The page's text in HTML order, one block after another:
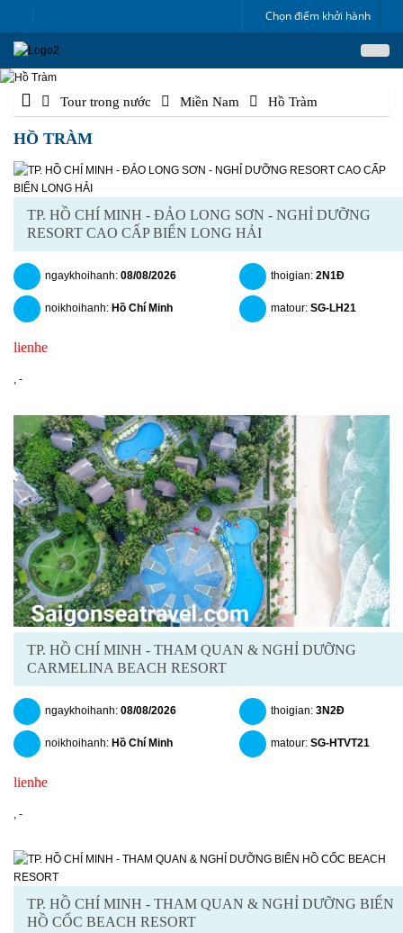
Chọn điểm khởi hành
Tour trong nước Miền Nam Hồ Tràm
HỒ TRÀM
TP. HỒ CHÍ MINH - ĐẢO LONG SƠN - NGHỈ DƯỠNG
RESORT CAO CẤP BIỂN LONG HẢI
ngaykhoihanh: 08/08/2026
noikhoihanh: Hồ Chí Minh
thoigian: 2N1Đ
matour: SG-LH21
lienhe
, -
TP. HỒ CHÍ MINH - THAM QUAN & NGHỈ DƯỠNG
CARMELINA BEACH RESORT
ngaykhoihanh: 08/08/2026
noikhoihanh: Hồ Chí Minh
thoigian: 3N2Đ
matour: SG-HTVT21
lienhe
, -
TP. HỒ CHÍ MINH - THAM QUAN & NGHỈ DƯỠNG BIỂN
HỒ CỐC BEACH RESORT